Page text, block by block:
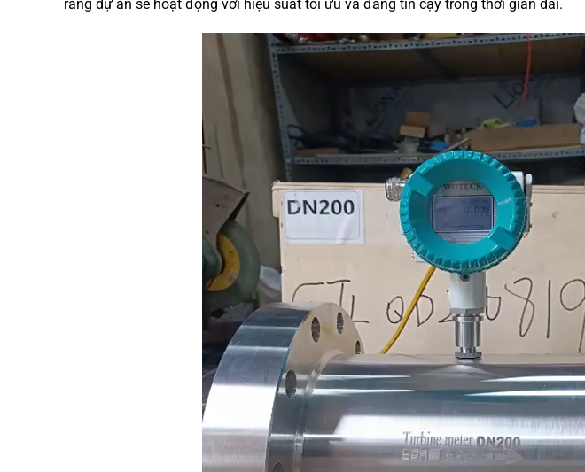
rằng dự án sẽ hoạt động với hiệu suất tối ưu và đáng tin cậy trong thời gian dài.